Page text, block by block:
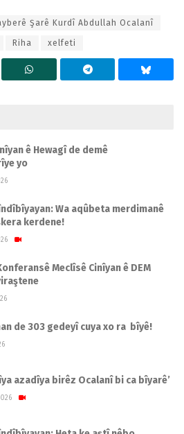
Şarê Kurdî Abdullah Ocalanî
Riha xelfeti
ê Hewagî de demê
yo
Wa aqûbeta merdimanê
kerdene!
Meclîsê Cinîyan ê DEM
de 303 gedeyî cuya xo ra bîyê!
azadîya birêz Ocalanî bi ca bîyarê’